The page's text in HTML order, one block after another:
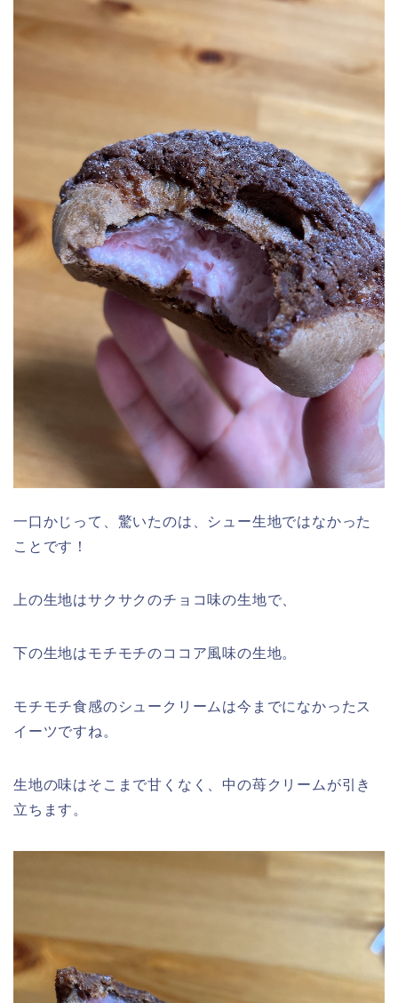
一口かじって、驚いたのは、シュー生地ではなかった
ことです！
上の生地はサクサクのチョコ味の生地で、
下の生地はモチモチのココア風味の生地。
モチモチ食感のシュークリームは今までになかったス
イーツですね。
生地の味はそこまで甘くなく、中の苺クリームが引き
立ちます。